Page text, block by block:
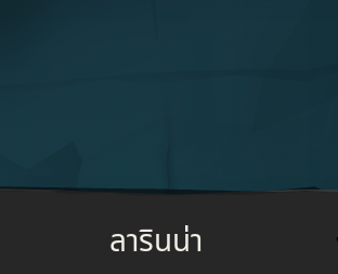
ชีวิตของโจรสลัดลารินน่าหัวหน้าของหนูท้องเรือ แล